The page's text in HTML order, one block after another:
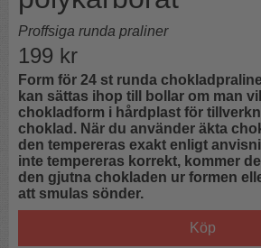
Proffsiga runda praliner
199 kr
Form för 24 st runda
kan sättas ihop till bollar om man
chokladform i hårdplast för
choklad. När du använder äkta
den tempereras exakt enligt
inte tempereras korrekt, kommer
den gjutna chokladen ur formen
att smulas sönder.
Köp